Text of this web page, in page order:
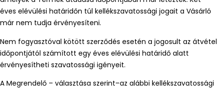
éves elévülési határidőn túl kellékszavatossági jogait a Vásárló
már nem tudja érvényesíteni.
Nem fogyasztóval kötött szerződés esetén a jogosult az átvétel
időpontjától számított egy éves elévülési határidő alatt
érvényesítheti szavatossági igényeit.
A Megrendelő – választása szerint–az alábbi kellékszavatossági